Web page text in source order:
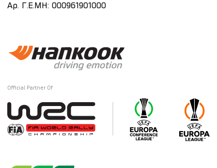
Αρ. Γ.Ε.ΜΗ: 000961901000
Official Partner Of